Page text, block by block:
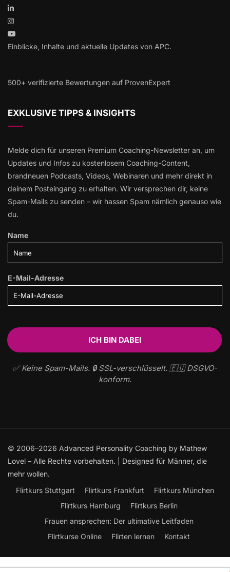
Einblicke, Inhalte und aktuelle Updates von APC.
500+ verifizierte Bewertungen auf ProvenExpert
EXKLUSIVE TIPPS & INSIGHTS
Melde dich für unseren Premium Coaching-Newsletter an, um
Updates und Infos zu kostenlosem Coaching-Content,
brandneuen Podcasts, Videos, Webinaren und mehr direkt in
deinem Posteingang zu erhalten. Wir versprechen dir, keine
Spam-Mails zu senden – wir hassen Spam nämlich genauso wie
du.
Name
E-Mail-Adresse
✅ Keine Spam-Mails. 🔒 SSL-verschlüsselt. 🇪🇺 DSGVO-
konform.
© 2006–2026 Advanced Personality Coaching by Mathew
Lovel – Alle Rechte vorbehalten. | Designed für Männer, die
mehr wollen.
Flirtkurs Stuttgart
Flirtkurs Frankfurt
Flirtkurs München
Flirtkurs Hamburg
Flirtkurs Berlin
Frauen ansprechen: Der ultimative Leitfaden
Flirtkurse Online
Flirten lernen Kontakt